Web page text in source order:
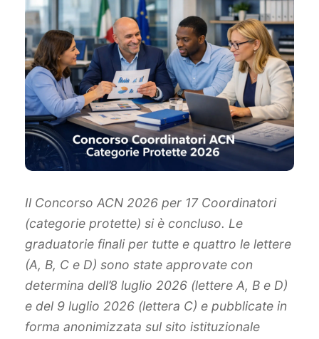
Il Concorso ACN 2026 per 17 Coordinatori
(categorie protette) si è concluso. Le
graduatorie finali per tutte e quattro le lettere
(A, B, C e D) sono state approvate con
determina dell’8 luglio 2026 (lettere A, B e D)
e del 9 luglio 2026 (lettera C) e pubblicate in
forma anonimizzata sul sito istituzionale